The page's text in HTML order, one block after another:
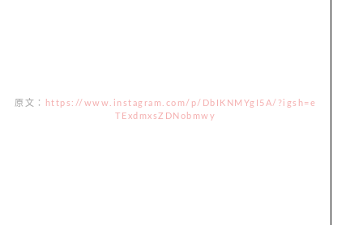
原文：
https://www.instagram.com/p/DbIKNMYgI5A/?igsh=e
TExdmxsZDNobmwy